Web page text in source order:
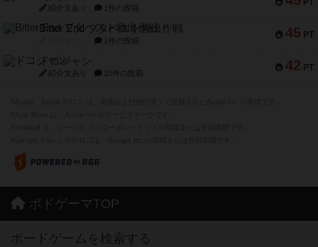
PT
紹介文あり 1件の投稿
45 PT
Bitter End ブタペスト救出作戦
1件の投稿
42 PT
ドコジャン
紹介文あり 10件の投稿
ボドゲーマTOP
ボードゲームを検索する